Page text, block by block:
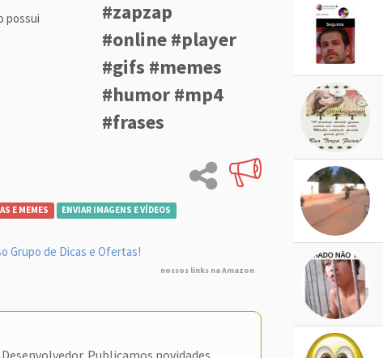
possui
#zapzap
#online #player
#gifs #memes
#humor #mp4
#frases
E MEMES ENVIAR IMAGENS E VÍDEOS
Grupo de Dicas e Ofertas!
nossos links na Amazon
Publicamos novidades.